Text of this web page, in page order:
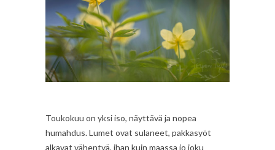
Toukokuu on yksi iso, näyttävä ja nopea
humahdus. Lumet ovat sulaneet, pakkasyöt
alkavat vähentyä, ihan kuin maassa jo joku